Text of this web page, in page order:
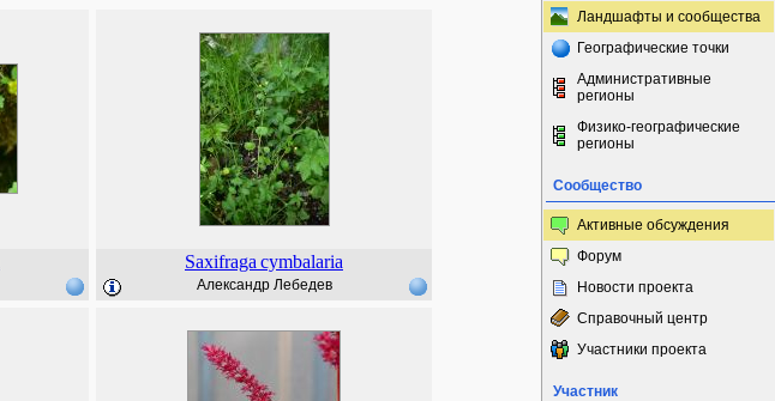
Saxifraga cymbalaria
Александр Лебедев
Ландшафты и сообщества
Географические точки
Административные
регионы
Физико-географические
регионы
Сообщество
Активные обсуждения
Форум
Новости проекта
Справочный центр
Участники проекта
Участник